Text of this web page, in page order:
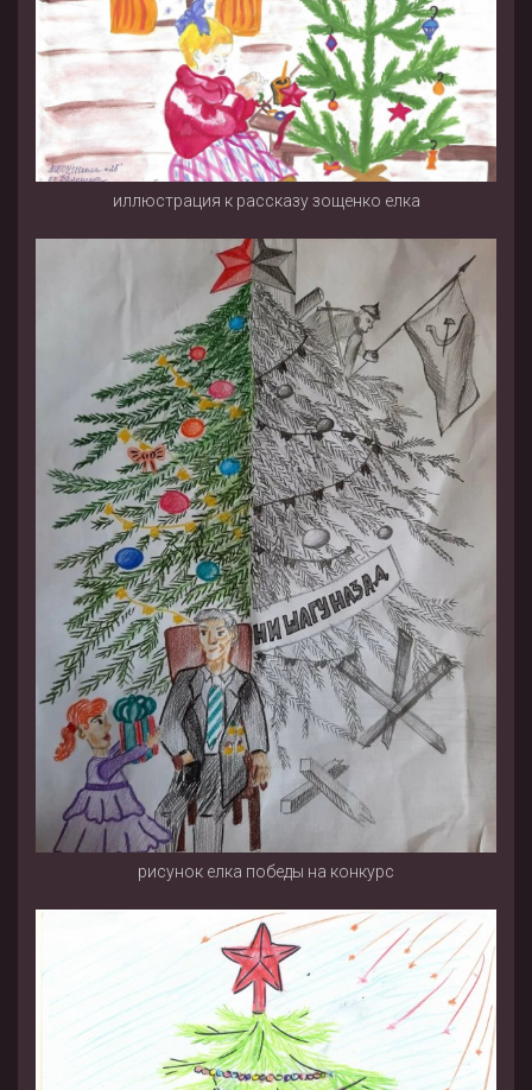
иллюстрация к рассказу зощенко елка
рисунок елка победы на конкурс